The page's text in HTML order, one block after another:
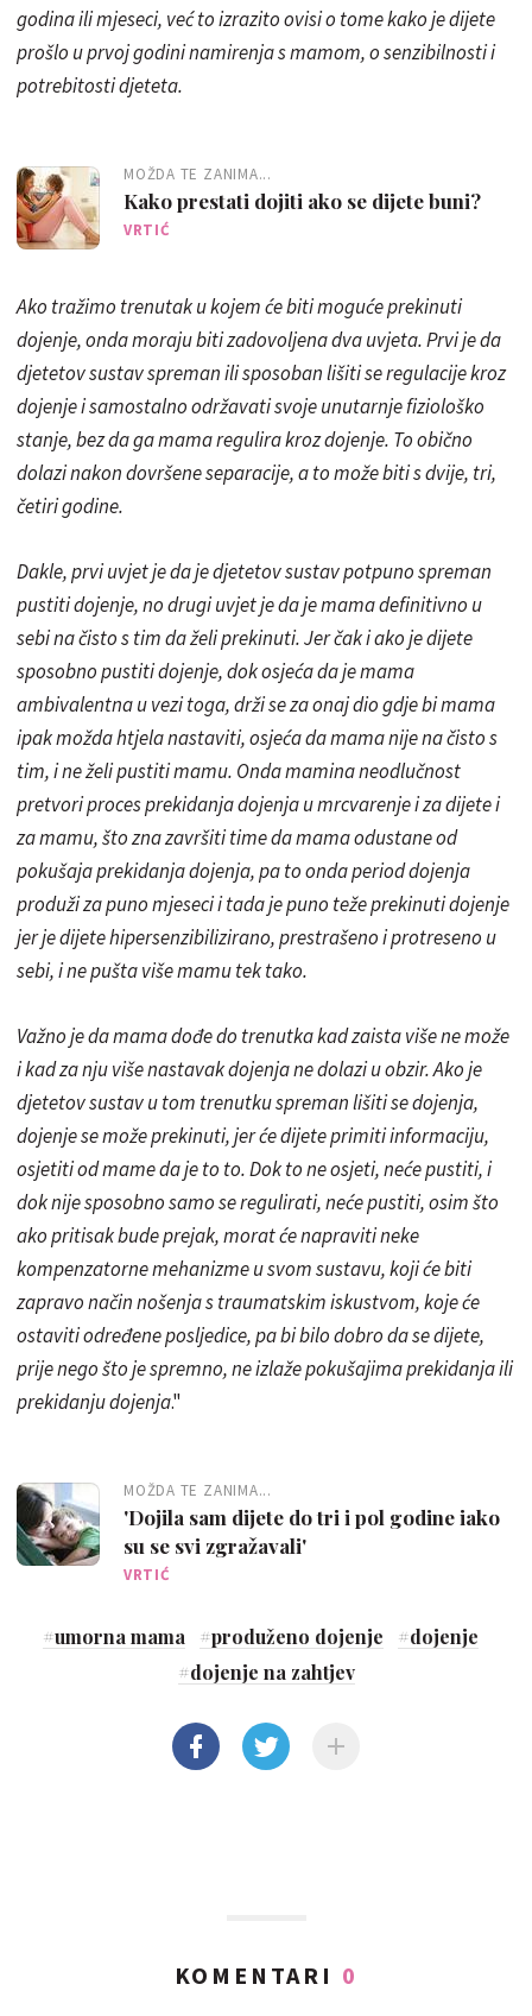
godina ili mjeseci, već to izrazito ovisi o tome kako je dijete
prošlo u prvoj godini namirenja s mamom, o senzibilnosti i
potrebitosti djeteta.
MOŽDA TE ZANIMA...
Kako prestati dojiti ako se dijete buni?
VRTIĆ
Ako tražimo trenutak u kojem će biti moguće prekinuti
dojenje, onda moraju biti zadovoljena dva uvjeta. Prvi je da
djetetov sustav spreman ili sposoban lišiti se regulacije kroz
dojenje i samostalno održavati svoje unutarnje fiziološko
stanje, bez da ga mama regulira kroz dojenje. To obično
dolazi nakon dovršene separacije, a to može biti s dvije, tri,
četiri godine.
Dakle, prvi uvjet je da je djetetov sustav potpuno spreman
pustiti dojenje, no drugi uvjet je da je mama definitivno u
sebi na čisto s tim da želi prekinuti. Jer čak i ako je dijete
sposobno pustiti dojenje, dok osjeća da je mama
ambivalentna u vezi toga, drži se za onaj dio gdje bi mama
ipak možda htjela nastaviti, osjeća da mama nije na čisto s
tim, i ne želi pustiti mamu. Onda mamina neodlučnost
pretvori proces prekidanja dojenja u mrcvarenje i za dijete i
za mamu, što zna završiti time da mama odustane od
pokušaja prekidanja dojenja, pa to onda period dojenja
produži za puno mjeseci i tada je puno teže prekinuti dojenje
jer je dijete hipersenzibilizirano, prestrašeno i protreseno u
sebi, i ne pušta više mamu tek tako.
Važno je da mama dođe do trenutka kad zaista više ne može
i kad za nju više nastavak dojenja ne dolazi u obzir. Ako je
djetetov sustav u tom trenutku spreman lišiti se dojenja,
dojenje se može prekinuti, jer će dijete primiti informaciju,
osjetiti od mame da je to to. Dok to ne osjeti, neće pustiti, i
dok nije sposobno samo se regulirati, neće pustiti, osim što
ako pritisak bude prejak, morat će napraviti neke
kompenzatorne mehanizme u svom sustavu, koji će biti
zapravo način nošenja s traumatskim iskustvom, koje će
ostaviti određene posljedice, pa bi bilo dobro da se dijete,
prije nego što je spremno, ne izlaže pokušajima prekidanja ili
prekidanju dojenja."
MOŽDA TE ZANIMA...
'Dojila sam dijete do tri i pol godine iako
su se svi zgražavali'
VRTIĆ
#umorna mama #produženo dojenje #dojenje
#dojenje na zahtjev
KOMENTARI 0